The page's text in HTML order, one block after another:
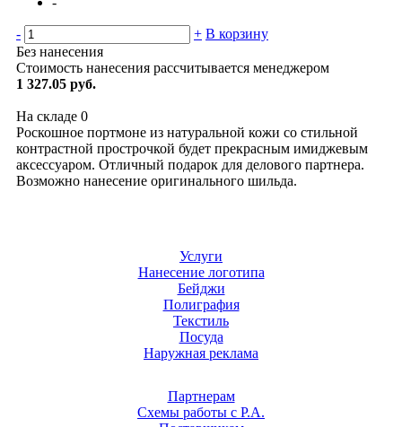
- + В корзину
Без нанесения
Стоимость нанесения рассчитывается менеджером
1 327.05 руб.
На складе 0
Роскошное портмоне из натуральной кожи со стильной
контрастной прострочкой будет прекрасным имиджевым
аксессуаром. Отличный подарок для делового партнера.
Возможно нанесение оригинального шильда.
Услуги
Нанесение логотипа
Бейджи
Полиграфия
Текстиль
Посуда
Наружная реклама
Партнерам
Схемы работы с Р.А.